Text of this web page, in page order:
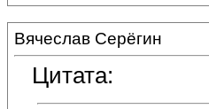
Вячеслав Серёгин
Цитата: